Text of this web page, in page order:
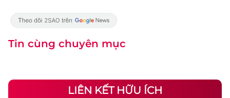
Tin cùng chuyên mục
LIÊN KẾT HỮU ÍCH